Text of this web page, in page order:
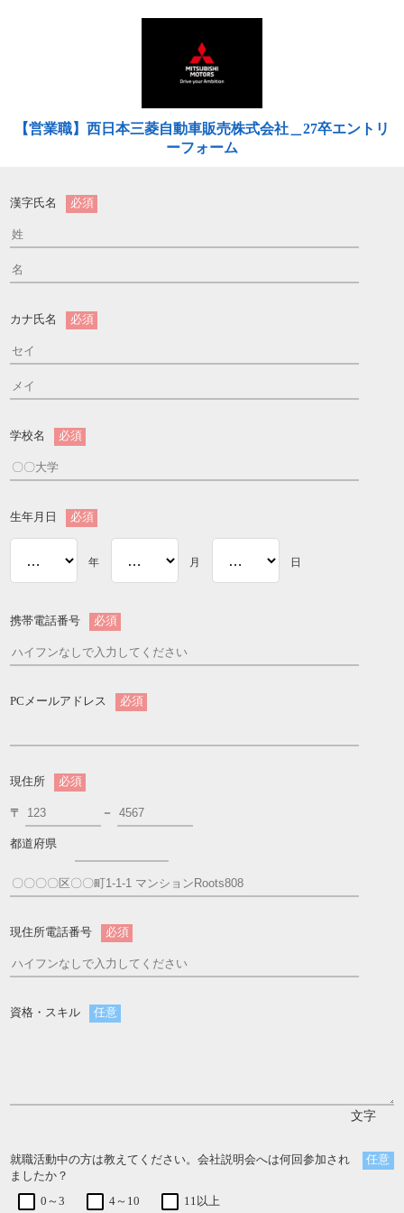
【営業職】西日本三菱自動車販売株式会社＿27卒エントリ
ーフォーム
漢字氏名 必須
カナ氏名 必須
学校名 必須
生年月日 必須
年 月 日
携帯電話番号 必須
PCメールアドレス 必須
現住所 必須
〒 －
都道府県
現住所電話番号 必須
資格・スキル 任意
文字
就職活動中の方は教えてください。会社説明会へは何回参加され
ましたか？
任意
0～3 4～10 11以上